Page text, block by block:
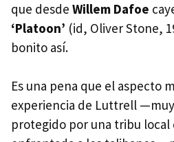
que desde Willem Dafoe
‘Platoon’ (id, Oliver Stone,
bonito así.
Es una pena que el aspecto
experiencia de Luttrell
protegido por una tribu local